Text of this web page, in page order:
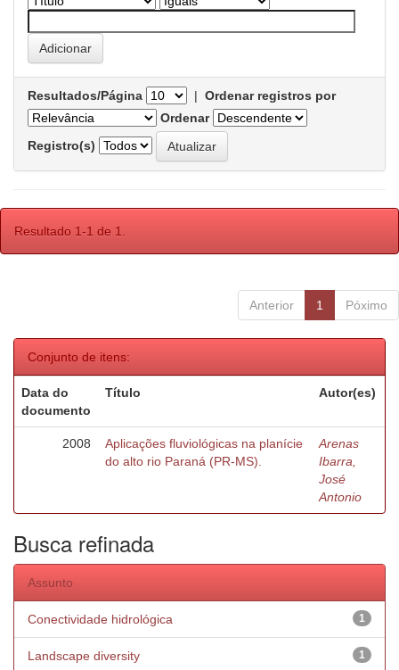
Resultados/Página | Ordenar registros por
Ordenar
Registro(s)
Resultado 1-1 de 1.
Anterior 1 Póximo
Conjunto de itens:
Data do
documento
Título Autor(es)
2008
Aplicações fluviológicas na planície
do alto rio Paraná (PR-MS).
Arenas
Ibarra,
José
Antonio
Busca refinada
Assunto
1
Conectividade hidrológica
1
Landscape diversity